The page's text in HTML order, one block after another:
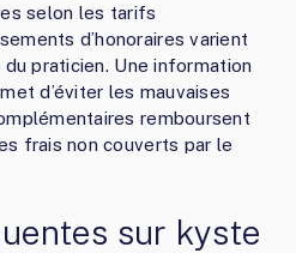
selon les tarifs
d’honoraires varient
praticien. Une information
d’éviter les mauvaises
remboursent
frais non couverts par le
sur kyste